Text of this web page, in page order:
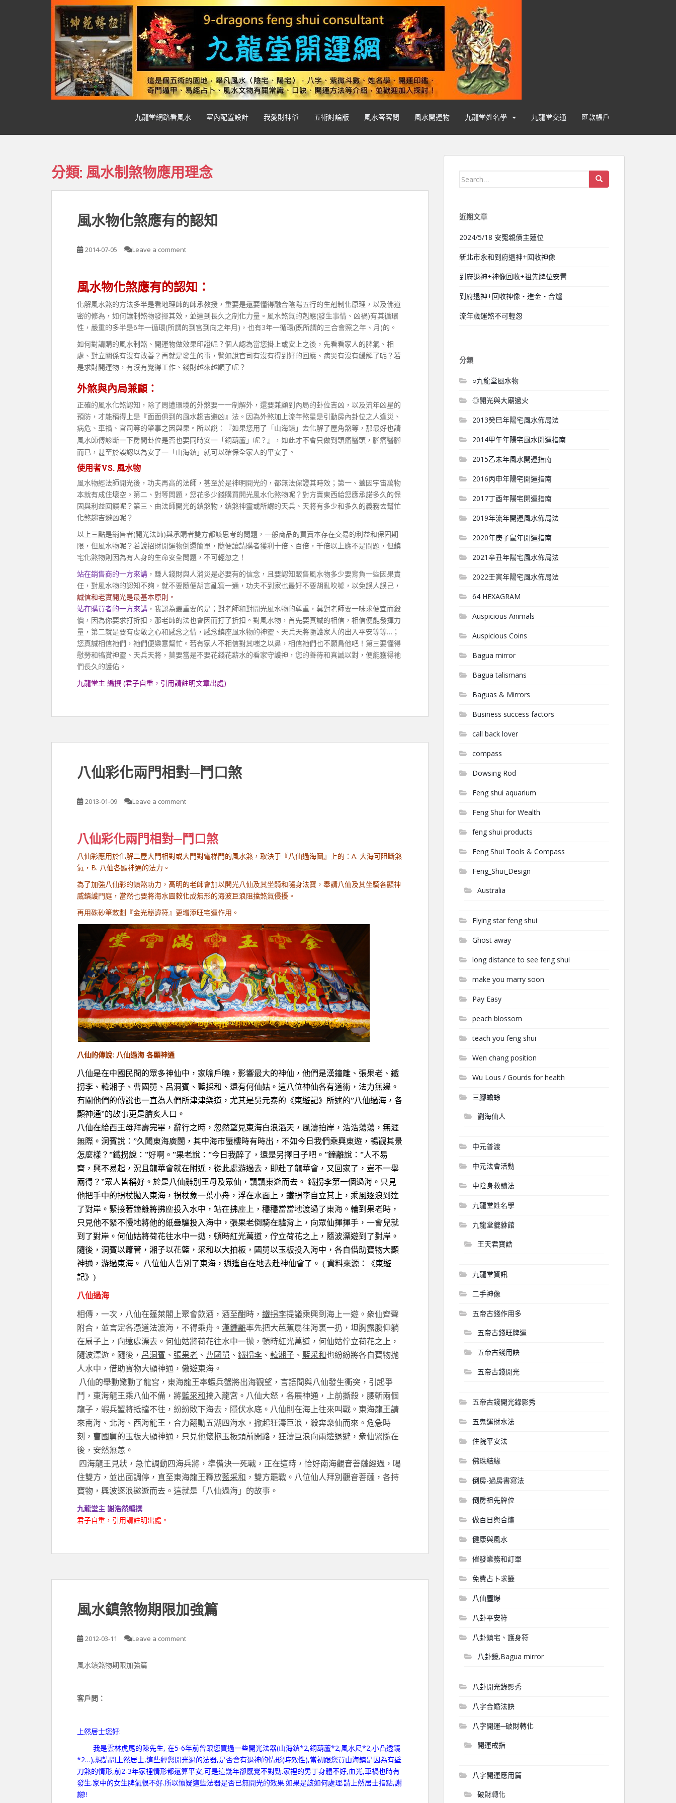
o
九龍堂網路看風水 室內配置設計 我愛財神爺 五術討論版 風水答客問 風水開運物 九龍堂姓名學 九龍堂交通 匯款帳戶
分類: 風水制煞物應用理念
風水物化煞應有的認知
2014-07-05 Leave a comment
風水物化煞應有的認知：
化解風水煞的方法多半是看地理師的師承教授，重要是還要懂得融合陰陽五行的生剋制化原理，以及佛道
密的修為，如何讓制煞物發揮其效，並達到長久之制化力量。風水煞氣的剋應(發生事情、凶禍)有其循環
性，嚴重的多半是6年一循環(所謂的到宮到向之年月)，也有3年一循環(既所謂的三合會照之年、月)的。
如何對請購的風水制煞、開運物做效果印證呢？個人認為當您掛上或安上之後，先看看家人的脾氣、相
處、對立關係有沒有改善？再就是發生的事，譬如說官司有沒有得到好的回應、病災有沒有緩解了呢？若
是求財開運物，有沒有覺得工作、錢財越來越順了呢？
外煞與內局兼顧：
正確的風水化煞認知，除了周遭環境的外煞要一一制解外，還要兼顧到內局的卦位吉凶，以及流年凶星的
預防，才能稱得上是『面面俱到的風水趨吉避凶』法。因為外煞加上流年煞星是引動房內卦位之人逢災、
病危、車禍、官司等的肇事之因與果。所以說：『如果您用了
「山海鎮」去化解了屋角煞等，那最好也請
風水師傅診斷一下房間卦位是否也要同時安一「銅葫蘆」呢？』，如此才不會只做到頭痛醫頭，腳痛醫腳
而已，甚至於誤認以為安了一「山海鎮」就可以確保全家人的平安了。
使用者VS. 風水物
風水物經法師開光後，功夫再高的法師，甚至於是神明開光的，都無法保證其時效；第一、蓋因宇宙萬物
本就有成住壞空。第二、對等問題，您花多少錢購買開光風水化煞物呢？對方賣東西給您應承諾多久的保
固與利益回饋呢？第三、由法師開光的鎮煞物，鎮煞神靈或所謂的天兵、天將有多少和多久的義務去幫忙
化煞趨吉避凶呢？
以上三點是銷售者(開光法師)與承購者雙方都該思考的問題，一般商品的買賣本存在交易的利益和保固期
限，但風水物呢？若說招財開運物倒還簡單，隨便讓請購者獲利十倍、百倍，千倍以上應不是問題，但鎮
宅化煞物則因為有人身的生命安全問題，不可輕忽之！
站在銷售商的一方來講 ，賺人錢財與人消災是必要有的信念，且要認知販售風水物多少要背負一些因果責
任，對風水物的認知不夠，就不要隨便胡言亂寫一通，功夫不到家也最好不要胡亂吹噓，以免誤人誤己，
誠信和老實開光是最基本原則。
站在購買者的一方來講 ，我認為最重要的是；對老師和對開光風水物的尊重，莫對老師要一味求便宜而殺
價，因為你要求打折扣，那老師的法也會因而打了折扣。對風水物，首先要真誠的相信，相信便能發揮力
量，第二就是要有虔敬之心和感念之情，感念鎮座風水物的神靈、天兵天將隨護家人的出入平安等等…；
您真誠相信祂們，祂們便樂意幫忙。若有家人不相信對其嗤之以鼻，相信祂們也不願鳥他吧！第三要懂得
慰勞和犒賞神靈、天兵天將，莫要當是不要花錢花薪水的看家守護神，您的善待和真誠以對，便能獲得祂
們長久的護佑。
九龍堂主 編撰 (君子自重，引用請註明文章出處)
八仙彩化兩門相對─鬥口煞
2013-01-09 Leave a comment
八仙彩化兩門相對─鬥口煞
八仙彩應用於化解二屋大門相對或大門對電梯門的風水煞，取決于『八仙過海圖』上的：A. 大海可阻斷煞
氣，B. 八仙各顯神通的法力。
為了加強八仙彩的鎮煞功力，高明的老師會加以開光八仙及其坐騎和隨身法寶，奉請八仙及其坐騎各顯神
威鎮護門庭，當然也要將海水圖敕化成無形的海波巨浪阻擋煞氣侵擾。
再用硃砂筆敕劃『金光秘諱符』更增添旺宅運作用。
八仙的傳說: 八仙過海 各顯神通
八仙是在中國民間的眾多神仙中，家喻戶曉，影響最大的神仙，他們是漢鐘離、張果老、鐵
拐李、韓湘子、曹國舅、呂洞賓、藍採和、還有何仙姑。這八位神仙各有道術，法力無邊。
有關他們的傳說也一直為人們所津津樂道，尤其是吳元泰的《東遊記》所述的”八仙過海，各
顯神通”的故事更是膾炙人口。
八仙在給西王母拜壽完畢，辭行之時，忽然望見東海白浪滔天，風濤拍岸，浩浩蕩蕩，無涯
無際。洞賓說：”久聞東海廣闊，其中海市蜃樓時有時出，不如今日我們乘興東遊，暢觀其景
怎麼樣？”鐵拐說：”好啊。”果老說：”今日我醉了，還是另擇日子吧。”鐘離說：”人不易
齊，興不易起，況且龍華會就在附近，從此處游過去，即赴了龍華會，又回家了，豈不一舉
兩得？”眾人皆稱好。於是八仙辭別王母及眾仙，飄飄東遊而去。 鐵拐李第一個過海。只見
他把手中的拐杖拋入東海，拐杖象一葉小舟，浮在水面上，鐵拐李自立其上，乘風逐浪到達
了對岸。緊接著鐘離將拂塵投入水中，站在拂塵上，穩穩當當地渡過了東海。輪到果老時，
只見他不緊不慢地將他的紙疊驢投入海中，張果老倒騎在驢背上，向眾仙揮揮手，一會兒就
到了對岸。何仙姑將荷花往水中一拋，頓時紅光萬道，佇立荷花之上，隨波漂遊到了對岸。
隨後，洞賓以蕭管，湘子以花籃，采和以大拍板，國舅以玉板投入海中，各自借助寶物大顯
神通，游過東海。 八位仙人告別了東海，逍遙自在地去赴神仙會了。 ( 資料來源：《東遊
記》)
八仙過海
相傳，一次，八仙在蓬萊閣上聚會飲酒，酒至酣時， 鐵拐李提議乘興到海上一遊。衆仙齊聲
附合，並言定各憑道法渡海，不得乘舟。 漢鍾離率先把大芭蕉扇往海裏一扔，坦胸露腹仰躺
在扇子上，向遠處漂去。 何仙姑將荷花往水中一抛，頓時紅光萬道，何仙姑佇立荷花之上，
隨波漂遊。隨後， 呂洞賓 、 張果老 、 曹國舅 、 鐵拐李 、 韓湘子 、 藍采和也紛紛將各自寶物抛
人水中，借助寶物大顯神通，傲遊東海。
八仙的舉動驚動了龍宮，東海龍王率蝦兵蟹將出海觀望，言語間與八仙發生衝突，引起爭
鬥，東海龍王乘八仙不備，將藍采和擒入龍宮。八仙大怒，各展神通，上前撕殺，腰斬兩個
龍子，蝦兵蟹將抵擋不往，紛紛敗下海去，隱伏水底。八仙則在海上往來叫戰。東海龍王請
來南海、北海、西海龍王，合力翻動五湖四海水，掀起狂濤巨浪，殺奔衆仙而來。危急時
刻， 曹國舅的玉板大顯神通，只見他懷抱玉板頭前開路，狂濤巨浪向兩邊退避，衆仙緊隨在
後，安然無恙。
四海龍王見狀，急忙調動四海兵將，準備決一死戰，正在這時，恰好南海觀音菩薩經過，喝
住雙方，並出面調停，直至東海龍王釋放藍采和 ，雙方罷戰。八位仙人拜別觀音菩薩，各持
寶物，興波逐浪遨遊而去。這就是「八仙過海」的故事。
九龍堂主 謝浩然編撰
君子自重，引用請註明出處。
風水鎮煞物期限加強篇
2012-03-11 Leave a comment
風水鎮煞物期限加強篇
客戶問：
上然居士您好:
我是雲林虎尾的陳先生, 在5-6年前曾跟您買過一些開光法器(山海鎮*2,銅葫蘆*2,風水尺*2,小凸透鏡
*2…),想請問上然居士,這些經您開光過的法器,是否會有退神的情形(時效性),當初跟您買山海鎮是因為有壁
刀煞的情形,前2-3年家裡情形都還算平安,可是這幾年卻感覺不對勁.家裡的男丁身體不好,血光,車禍也時有
發生.家中的女生脾氣很不好.所以懷疑這些法器是否已無開光的效果.如果是該如何處理.請上然居士指點,謝
謝!!
Search for:
近期文章
2024/5/18 安冤親債主蓮位
新北市永和到府退神+回收神像
到府退神+神像回收+祖先牌位安置
到府退神+回收神像‧進金‧合爐
流年歲運煞不可輕忽
分類
○九龍堂風水物
◎開光與大廟過火
2013癸巳年陽宅風水佈局法
2014甲午年陽宅風水開運指南
2015乙未年風水開運指南
2016丙申年陽宅開運指南
2017丁酉年陽宅開運指南
2019年流年開運風水佈局法
2020年庚子鼠年開運指南
2021辛丑年陽宅風水佈局法
2022壬寅年陽宅風水佈局法
64 HEXAGRAM
Auspicious Animals
Auspicious Coins
Bagua mirror
Bagua talismans
Baguas & Mirrors
Business success factors
call back lover
compass
Dowsing Rod
Feng shui aquarium
Feng Shui for Wealth
feng shui products
Feng Shui Tools & Compass
Feng_Shui_Design
Australia
Flying star feng shui
Ghost away
long distance to see feng shui
make you marry soon
Pay Easy
peach blossom
teach you feng shui
Wen chang position
Wu Lous / Gourds for health
三腳蟾蜍
劉海仙人
中元普渡
中元法會活動
中陰身救贖法
九龍堂姓名學
九龍堂貔貅館
王天君寶誥
九龍堂資訊
二手神像
五帝古錢作用多
五帝古錢旺牌運
五帝古錢用訣
五帝古錢開光
五帝古錢開光錄影秀
五鬼運財水法
住院平安法
佛珠結緣
倒房-過房書寫法
倒房祖先牌位
做百日與合爐
健康與風水
催發業務和訂單
免費占卜求籤
八仙塵爆
八卦平安符
八卦鎮宅、護身符
八卦鏡,Bagua mirror
八卦開光錄影秀
八字合婚法訣
八字開運─破財轉化
開運戒指
八字開運應用篇
破財轉化